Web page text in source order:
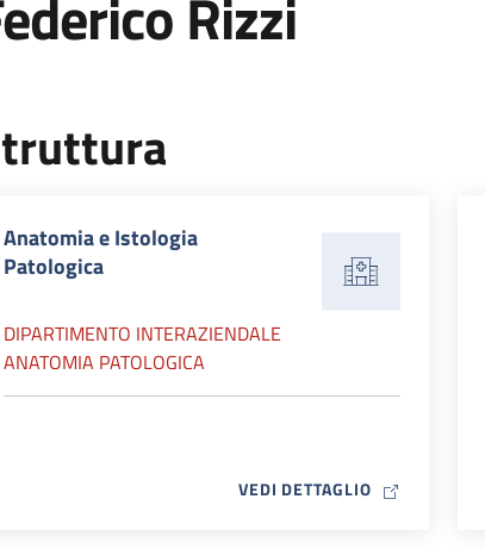
Rizzi
Anatomia e Istologia
Patologica
DIPARTIMENTO INTERAZIENDALE
ANATOMIA PATOLOGICA
VEDI DETTAGLIOMAP ICON